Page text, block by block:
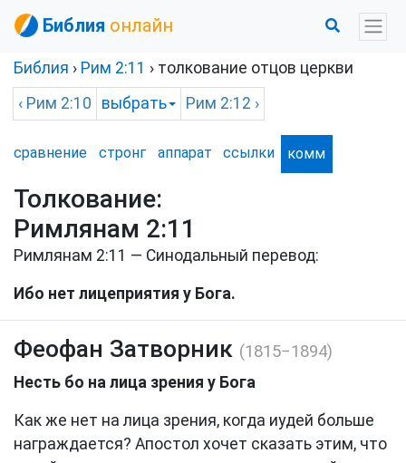
Библия онлайн
Библия › Рим 2:11 › толкование отцов церкви
‹ Рим 2:10 выбрать Рим 2:12 ›
сравнение стронг аппарат ссылки комм
Толкование:
Римлянам 2:11
Римлянам 2:11 — Синодальный перевод:
Ибо нет лицеприятия у Бога.
Феофан Затворник (1815−1894)
Несть бо на лица зрения у Бога
Как же нет на лица зрения, когда иудей больше
награждается? Апостол хочет сказать этим, что